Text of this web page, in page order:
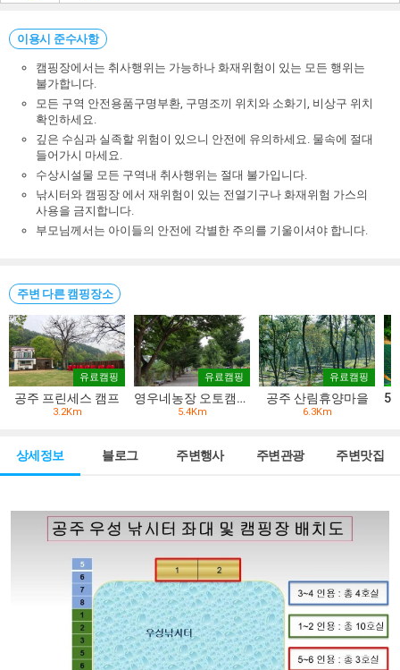
이용시 준수사항
캠핑장에서는 취사행위는 가능하나 화재위험이 있는 모든 행위는
불가합니다.
모든 구역 안전용품구명부환, 구명조끼 위치와 소화기, 비상구 위치
확인하세요.
깊은 수심과 실족할 위험이 있으니 안전에 유의하세요. 물속에 절대
들어가시 마세요.
수상시설물 모든 구역내 취사행위는 절대 불가입니다.
낚시터와 캠핑장 에서 재위험이 있는 전열기구나 화재위험 가스의
사용을 금지합니다.
부모님께서는 아이들의 안전에 각별한 주의를 기울이셔야 합니다.
주변 다른 캠핑장소
유료캠핑
공주 프린세스 캠프
3.2Km
유료캠핑
영우네농장 오토캠핑장
5.4Km
유료캠핑
공주 산림휴양마을
6.3Km
상세정보 블로그 주변행사 주변관광 주변맛집